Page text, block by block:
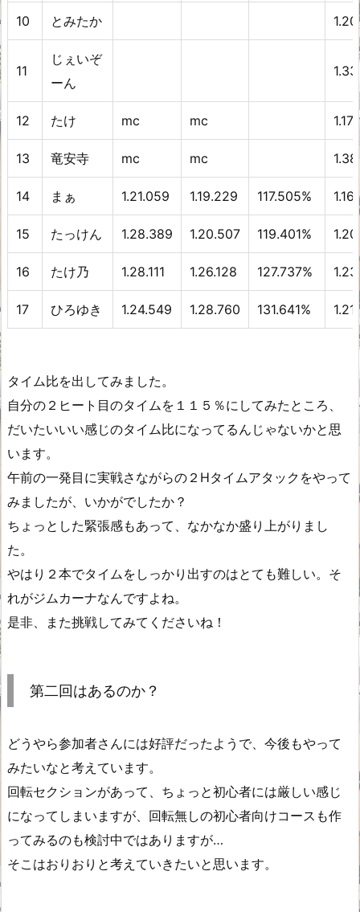
10 とみたか
11
じぇいぞ
ーん
12 たけ mc mc
13 竜安寺 mc mc
14 まぁ 1.21.059 1.19.229 117.505%
15 たっけん 1.28.389 1.20.507 119.401%
16 たけ乃 1.28.111 1.26.128 127.737%
17 ひろゆき 1.24.549 1.28.760 131.641%
タイム比を出してみました。
自分の２ヒート目のタイムを１１５％にしてみたところ、
だいたいいい感じのタイム比になってるんじゃないかと思
います。
午前の一発目に実戦さながらの２Hタイムアタックをやって
みましたが、いかがでしたか？
ちょっとした緊張感もあって、なかなか盛り上がりまし
た。
やはり２本でタイムをしっかり出すのはとても難しい。そ
れがジムカーナなんですよね。
是非、また挑戦してみてくださいね！
第二回はあるのか？
どうやら参加者さんには好評だったようで、今後もやって
みたいなと考えています。
回転セクションがあって、ちょっと初心者には厳しい感じ
になってしまいますが、回転無しの初心者向けコースも作
ってみるのも検討中ではありますが…
そこはおりおりと考えていきたいと思います。